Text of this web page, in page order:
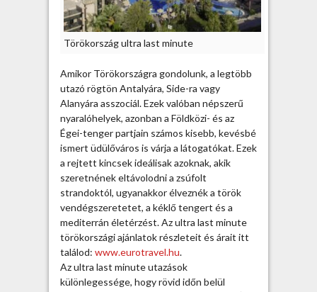
l
t
r
l
a
s
t
m
n
u
t
e
:
m
i
t
k
Törökország ultra last minute
Amikor Törökországra gondolunk, a legtöbb
utazó rögtön Antalyára, Side-ra vagy
Alanyára asszociál. Ezek valóban népszerű
nyaralóhelyek, azonban a Földközi- és az
Égei-tenger partjain számos kisebb, kevésbé
ismert üdülőváros is várja a látogatókat. Ezek
a rejtett kincsek ideálisak azoknak, akik
szeretnének eltávolodni a zsúfolt
strandoktól, ugyanakkor élveznék a török
vendégszeretetet, a kéklő tengert és a
mediterrán életérzést. Az ultra last minute
törökországi ajánlatok részleteit és árait itt
találod: www.eurotravel.hu.
Az ultra last minute utazások
különlegessége, hogy rövid időn belül